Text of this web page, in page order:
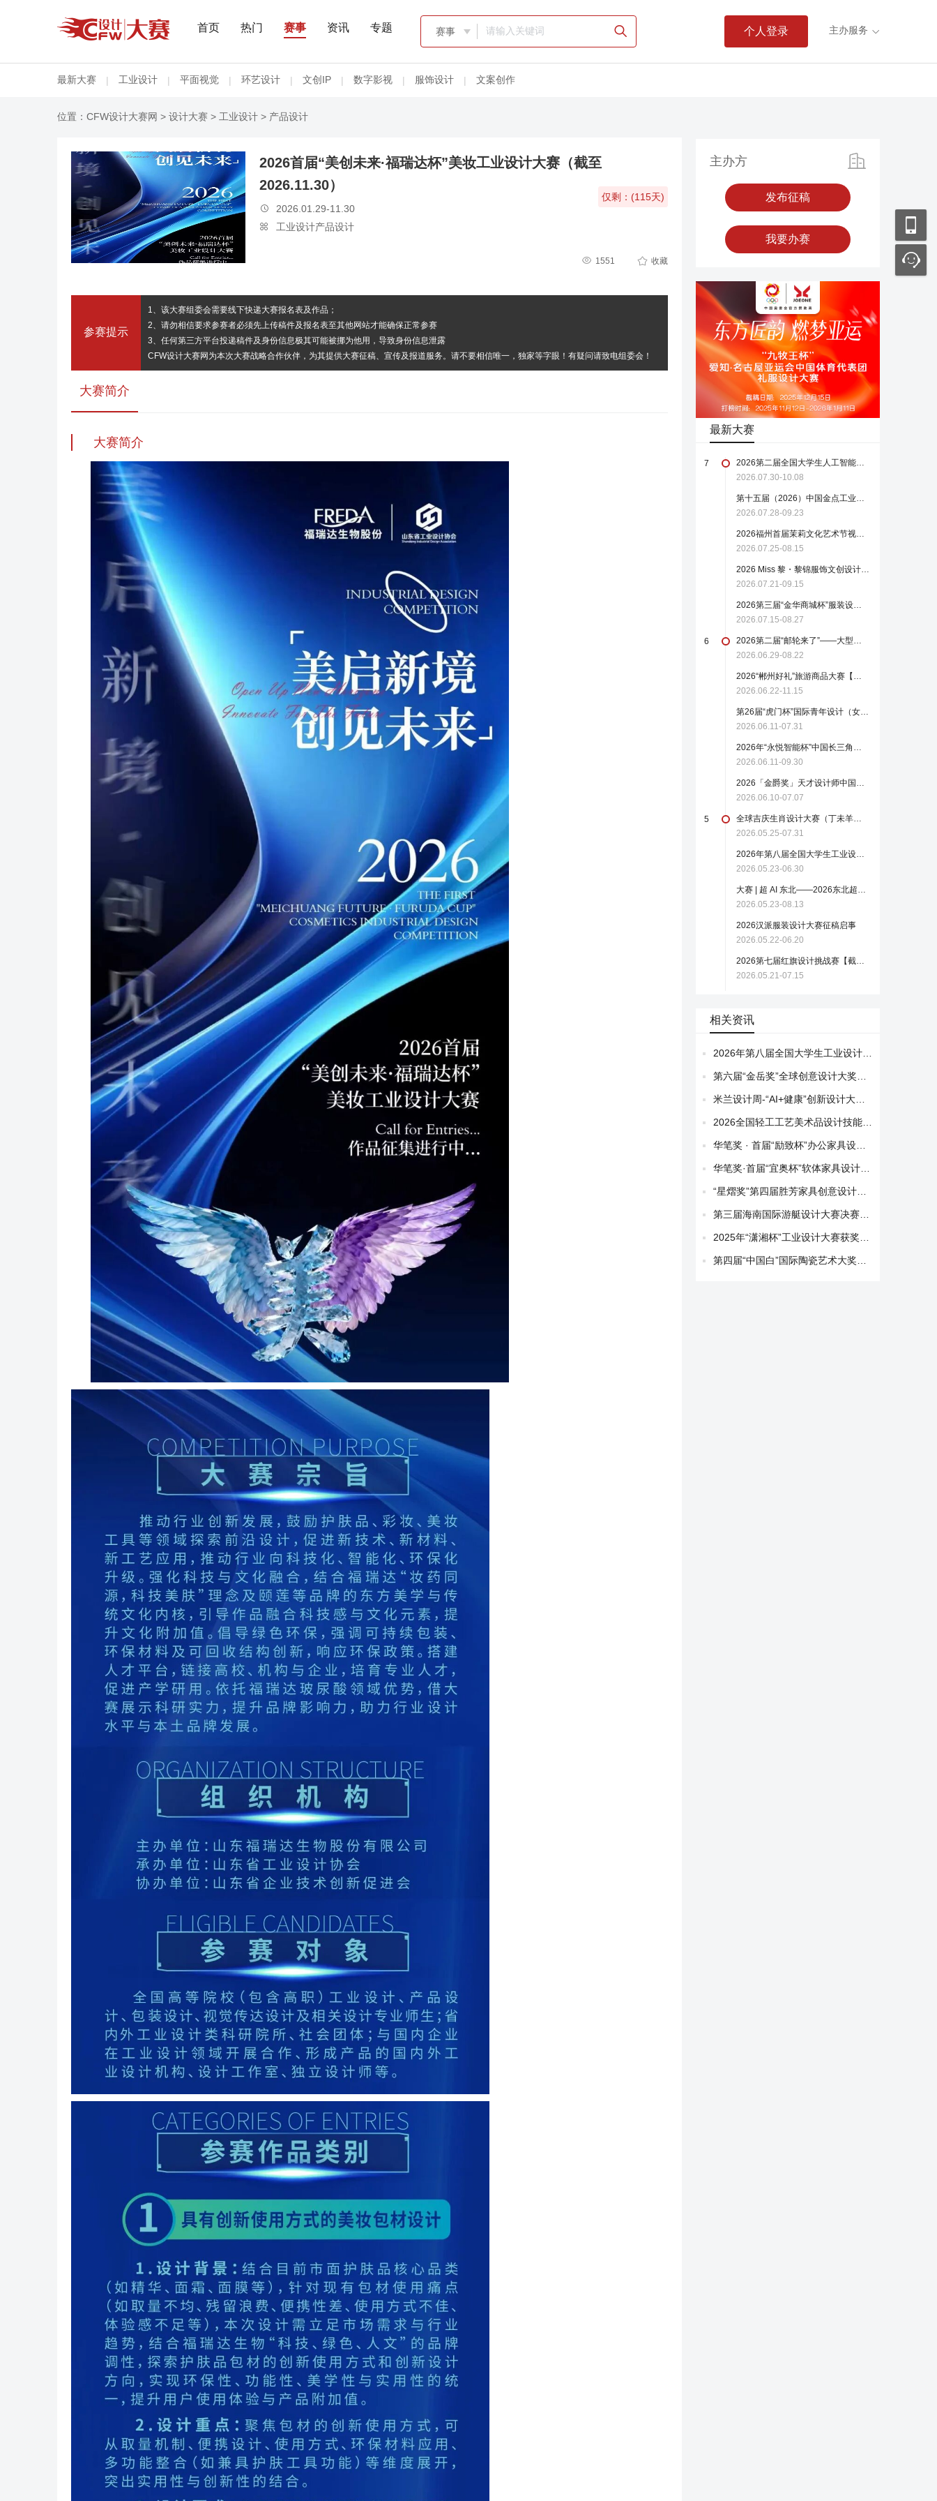
首页 热门 赛事 资讯 专题 赛事   个人登录 主办服务 
最新大赛 | 工业设计 | 平面视觉 | 环艺设计 | 文创IP | 数字影视 | 服饰设计 | 文案创作
位置： CFW设计大赛网 > 设计大赛 > 工业设计 > 产品设计
2026首届“美创未来·福瑞达杯”美妆工业设计大赛（截至
2026.11.30）
征稿中
 2026.01.29-11.30
 工业设计产品设计
 1551  收藏
仅剩：(115天)
参赛提示
1、该大赛组委会需要线下快递大赛报名表及作品；
2、请勿相信要求参赛者必须先上传稿件及报名表至其他网站才能确保正常参赛
3、任何第三方平台投递稿件及身份信息极其可能被挪为他用，导致身份信息泄露
CFW设计大赛网为本次大赛战略合作伙伴，为其提供大赛征稿、宣传及报道服务。请不要相信唯一，独家等字眼！有疑问请致电组委会！
大赛简介
大赛简介
主办方
发布征稿
我要办赛
最新大赛
7
2026第二届全国大学生人工智能时尚创新设计大赛正式启动（截至2026.10.8）
2026.07.30-10.08
第十五届（2026）中国金点工业设计大赛
2026.07.28-09.23
2026福州首届茉莉文化艺术节视觉文创设计大赛【截稿至8月15日】
2026.07.25-08.15
2026 Miss 黎・黎锦服饰文创设计大赛
2026.07.21-09.15
2026第三届“金华商城杯”服装设计大赛（截至2026年8月27日）
2026.07.15-08.27
6
2026第二届“邮轮来了”——大型邮轮创新创意大赛【截稿至8月22日】
2026.06.29-08.22
2026“郴州好礼”旅游商品大赛【截稿至11月15日】
2026.06.22-11.15
第26届“虎门杯”国际青年设计（女装）大赛
2026.06.11-07.31
2026年“永悦智能杯”中国长三角无人机创新设计大赛
2026.06.11-09.30
2026「金爵奖」天才设计师中国当代艺术设计大奖赛启动报名！（截至2026.7.7）
2026.06.10-07.07
5
全球吉庆生肖设计大赛（丁未羊年）征集令正式发布！【截稿至7月31日】
2026.05.25-07.31
2026年第八届全国大学生工业设计大赛正式启动！（截至2026.6.30）
2026.05.23-06.30
大赛 | 超 AI 东北——2026东北超AIGC创意作品征集
2026.05.23-08.13
2026汉派服装设计大赛征稿启事
2026.05.22-06.20
2026第七届红旗设计挑战赛【截稿至7月15日】
2026.05.21-07.15
相关资讯